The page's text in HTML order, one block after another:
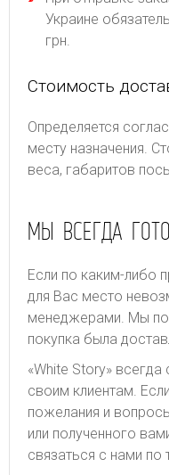
Украине
грн.
Стоимость
Определяется
месту назначения.
веса, габаритов
МЫ ВСЕГДА
Если по каким-либо
для Вас место
менеджерами. Мы
покупка была
«White Story» всегда
своим клиентам.
пожелания и
или полученного
связаться с нами по